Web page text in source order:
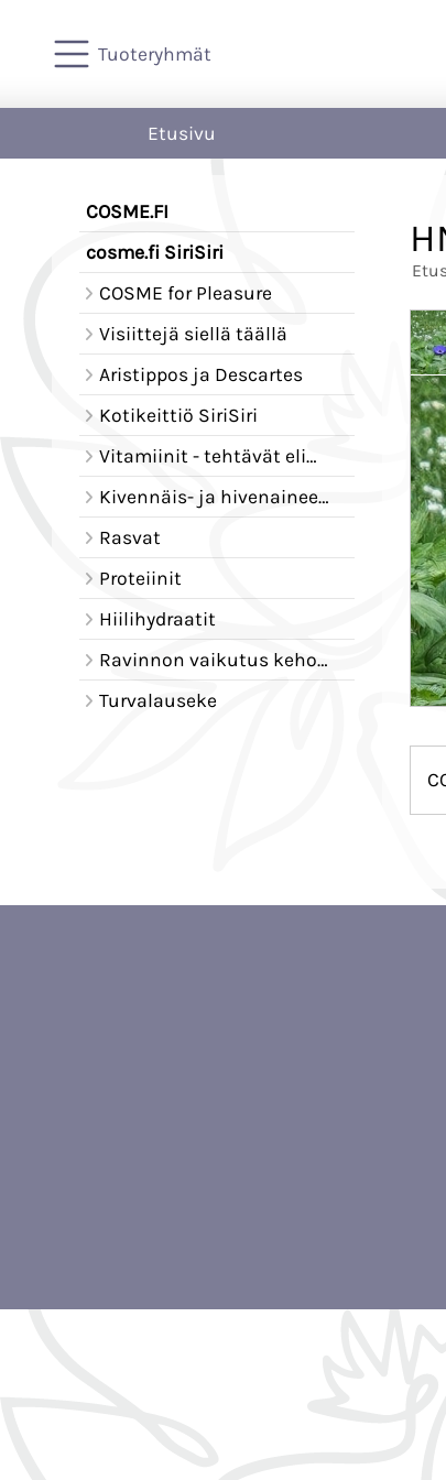
Tuoteryhmät
Etusivu
COSME.FI
cosme.fi SiriSiri
COSME for Pleasure
Visiittejä siellä täällä
Aristippos ja Descartes
Kotikeittiö SiriSiri
Vitamiinit - tehtävät elimistössä
Kivennäis- ja hivenaineet - tehtävät elimistössä
Rasvat
Proteiinit
Hiilihydraatit
Ravinnon vaikutus kehoomme
Turvalauseke